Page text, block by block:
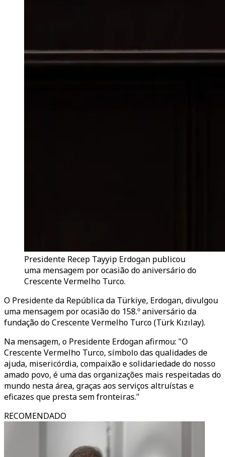
Presidente Recep Tayyip Erdogan publicou
uma mensagem por ocasião do aniversário do
Crescente Vermelho Turco.
O Presidente da República da Türkiye, Erdogan, divulgou
uma mensagem por ocasião do 158.º aniversário da
fundação do Crescente Vermelho Turco (Türk Kızılay).
Na mensagem, o Presidente Erdogan afirmou: "O
Crescente Vermelho Turco, símbolo das qualidades de
ajuda, misericórdia, compaixão e solidariedade do nosso
amado povo, é uma das organizações mais respeitadas do
mundo nesta área, graças aos serviços altruístas e
eficazes que presta sem fronteiras."
RECOMENDADO